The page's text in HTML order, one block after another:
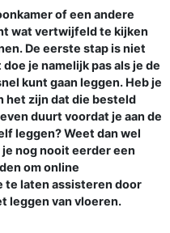
of een andere
wat vertwijfeld te kijken
De eerste stap is niet
je namelijk pas als je de
kunt gaan leggen. Heb je
het zijn dat die besteld
duurt voordat je aan de
leggen? Weet dan wel
nog nooit eerder een
om online
laten assisteren door
leggen van vloeren.